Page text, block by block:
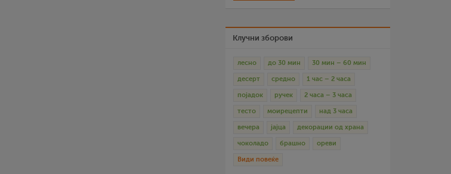
Клучни зборови
лесно до 30 мин 30 мин – 60 мин
десерт средно 1 час – 2 часа
појадок ручек 2 часа – 3 часа
тесто моирецепти над 3 часа
вечера јајца декорации од храна
чоколадо брашно ореви
Види повеќе